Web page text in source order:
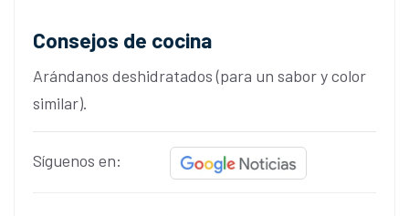
Consejos de cocina
Arándanos deshidratados (para un sabor y color
similar).
Síguenos en: